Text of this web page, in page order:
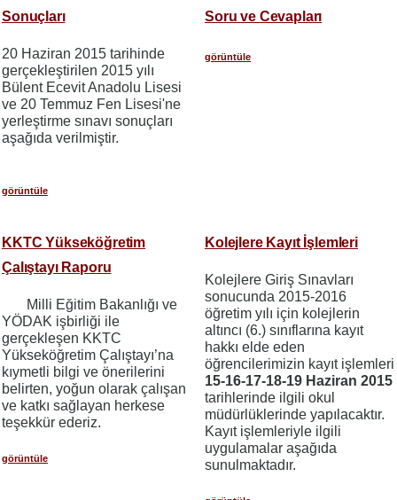
Sonuçları
20 Haziran 2015 tarihinde
gerçekleştirilen 2015 yılı
Bülent Ecevit Anadolu Lisesi
ve 20 Temmuz Fen Lisesi'ne
yerleştirme sınavı sonuçları
aşağıda verilmiştir.
görüntüle
Soru ve Cevapları
görüntüle
KKTC Yükseköğretim
Çalıştayı Raporu
Milli Eğitim Bakanlığı ve
YÖDAK işbirliği ile
gerçekleşen KKTC
Yükseköğretim Çalıştayı’na
kıymetli bilgi ve önerilerini
belirten, yoğun olarak çalışan
ve katkı sağlayan herkese
teşekkür ederiz.
görüntüle
Kolejlere Kayıt İşlemleri
Kolejlere Giriş Sınavları
sonucunda 2015-2016
öğretim yılı için kolejlerin
altıncı (6.) sınıflarına kayıt
hakkı elde eden
öğrencilerimizin kayıt işlemleri
15-16-17-18-19 Haziran 2015
tarihlerinde ilgili okul
müdürlüklerinde yapılacaktır.
Kayıt işlemleriyle ilgili
uygulamalar aşağıda
sunulmaktadır.